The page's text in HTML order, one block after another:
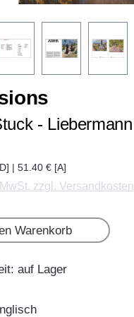
- Liebermann
| 51.40 € [A]
zzgl. Versandkosten
Warenkorb
auf Lager